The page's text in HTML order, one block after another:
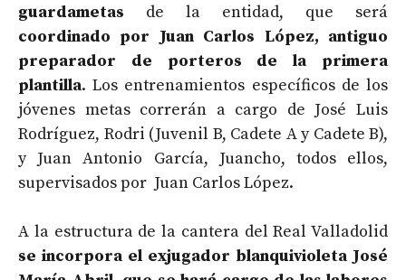
guardametas de la entidad, que será
coordinado por Juan Carlos López, antiguo
preparador de porteros de la primera
plantilla. Los entrenamientos específicos de los
jóvenes metas correrán a cargo de José Luis
Rodríguez, Rodri (Juvenil B, Cadete A y Cadete B),
y Juan Antonio García, Juancho, todos ellos,
supervisados por Juan Carlos López.
A la estructura de la cantera del Real Valladolid
se incorpora el exjugador blanquivioleta José